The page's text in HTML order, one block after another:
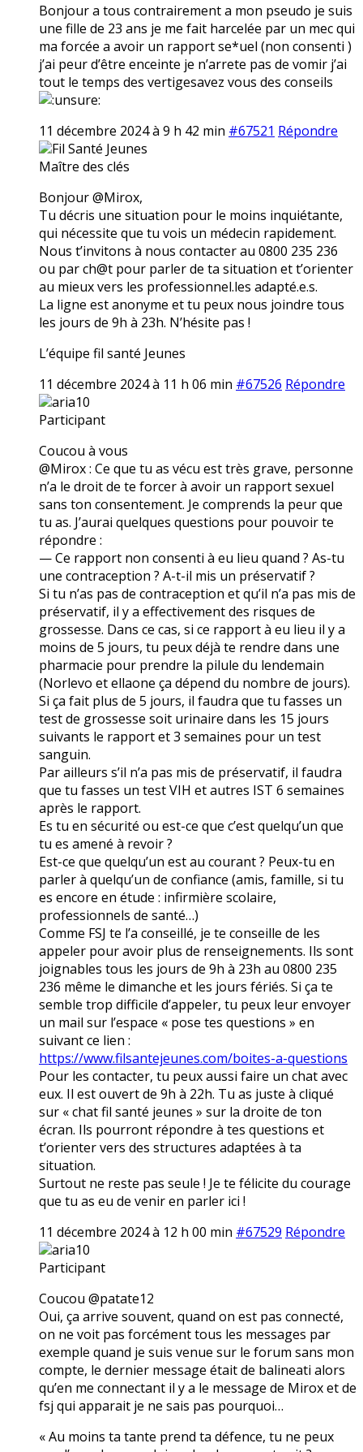
Bonjour a tous contrairement a mon pseudo je suis
une fille de 23 ans je me fait harcelée par un mec qui
ma forcée a avoir un rapport se*uel (non consenti )
j’ai peur d’être enceinte je n’arrete pas de vomir j’ai
tout le temps des vertigesavez vous des conseils
11 décembre 2024 à 9 h 42 min #67521 Répondre
Fil Santé Jeunes
Maître des clés
Bonjour @Mirox,
Tu décris une situation pour le moins inquiétante,
qui nécessite que tu vois un médecin rapidement.
Nous t’invitons à nous contacter au 0800 235 236
ou par ch@t pour parler de ta situation et t’orienter
au mieux vers les professionnel.les adapté.e.s.
La ligne est anonyme et tu peux nous joindre tous
les jours de 9h à 23h. N’hésite pas !
L’équipe fil santé Jeunes
11 décembre 2024 à 11 h 06 min #67526 Répondre
aria10
Participant
Coucou à vous
@Mirox : Ce que tu as vécu est très grave, personne
n’a le droit de te forcer à avoir un rapport sexuel
sans ton consentement. Je comprends la peur que
tu as. J’aurai quelques questions pour pouvoir te
répondre :
— Ce rapport non consenti à eu lieu quand ? As-tu
une contraception ? A-t-il mis un préservatif ?
Si tu n’as pas de contraception et qu’il n’a pas mis de
préservatif, il y a effectivement des risques de
grossesse. Dans ce cas, si ce rapport à eu lieu il y a
moins de 5 jours, tu peux déjà te rendre dans une
pharmacie pour prendre la pilule du lendemain
(Norlevo et ellaone ça dépend du nombre de jours).
Si ça fait plus de 5 jours, il faudra que tu fasses un
test de grossesse soit urinaire dans les 15 jours
suivants le rapport et 3 semaines pour un test
sanguin.
Par ailleurs s’il n’a pas mis de préservatif, il faudra
que tu fasses un test VIH et autres IST 6 semaines
après le rapport.
Es tu en sécurité ou est-ce que c’est quelqu’un que
tu es amené à revoir ?
Est-ce que quelqu’un est au courant ? Peux-tu en
parler à quelqu’un de confiance (amis, famille, si tu
es encore en étude : infirmière scolaire,
professionnels de santé…)
Comme FSJ te l’a conseillé, je te conseille de les
appeler pour avoir plus de renseignements. Ils sont
joignables tous les jours de 9h à 23h au 0800 235
236 même le dimanche et les jours fériés. Si ça te
semble trop difficile d’appeler, tu peux leur envoyer
un mail sur l’espace « pose tes questions » en
suivant ce lien :
https://www.filsantejeunes.com/boites-a-questions
Pour les contacter, tu peux aussi faire un chat avec
eux. Il est ouvert de 9h à 22h. Tu as juste à cliqué
sur « chat fil santé jeunes » sur la droite de ton
écran. Ils pourront répondre à tes questions et
t’orienter vers des structures adaptées à ta
situation.
Surtout ne reste pas seule ! Je te félicite du courage
que tu as eu de venir en parler ici !
11 décembre 2024 à 12 h 00 min #67529 Répondre
aria10
Participant
Coucou @patate12
Oui, ça arrive souvent, quand on est pas connecté,
on ne voit pas forcément tous les messages par
exemple quand je suis venue sur le forum sans mon
compte, le dernier message était de balineati alors
qu’en me connectant il y a le message de Mirox et de
fsj qui apparait je ne sais pas pourquoi…
« Au moins ta tante prend ta défence, tu ne peux